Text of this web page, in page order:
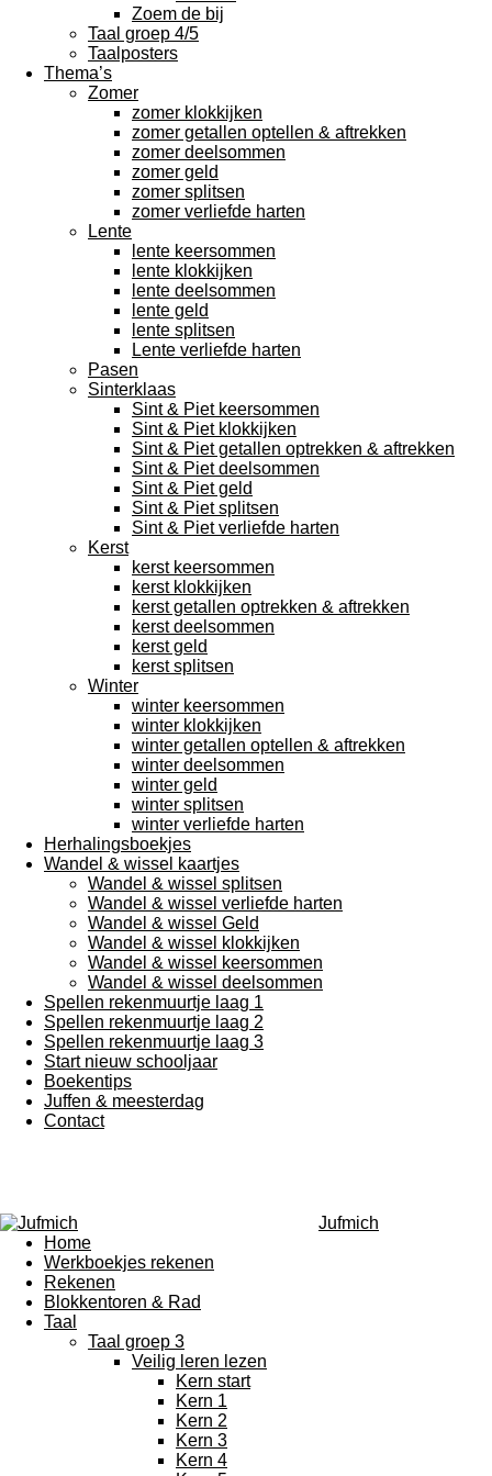
Zoem de bij
Taal groep 4/5
Taalposters
Thema’s
Zomer
zomer klokkijken
zomer getallen optellen & aftrekken
zomer deelsommen
zomer geld
zomer splitsen
zomer verliefde harten
Lente
lente keersommen
lente klokkijken
lente deelsommen
lente geld
lente splitsen
Lente verliefde harten
Pasen
Sinterklaas
Sint & Piet keersommen
Sint & Piet klokkijken
Sint & Piet getallen optrekken & aftrekken
Sint & Piet deelsommen
Sint & Piet geld
Sint & Piet splitsen
Sint & Piet verliefde harten
Kerst
kerst keersommen
kerst klokkijken
kerst getallen optrekken & aftrekken
kerst deelsommen
kerst geld
kerst splitsen
Winter
winter keersommen
winter klokkijken
winter getallen optellen & aftrekken
winter deelsommen
winter geld
winter splitsen
winter verliefde harten
Herhalingsboekjes
Wandel & wissel kaartjes
Wandel & wissel splitsen
Wandel & wissel verliefde harten
Wandel & wissel Geld
Wandel & wissel klokkijken
Wandel & wissel keersommen
Wandel & wissel deelsommen
Spellen rekenmuurtje laag 1
Spellen rekenmuurtje laag 2
Spellen rekenmuurtje laag 3
Start nieuw schooljaar
Boekentips
Juffen & meesterdag
Contact
Jufmich
Home
Werkboekjes rekenen
Rekenen
Blokkentoren & Rad
Taal
Taal groep 3
Veilig leren lezen
Kern start
Kern 1
Kern 2
Kern 3
Kern 4